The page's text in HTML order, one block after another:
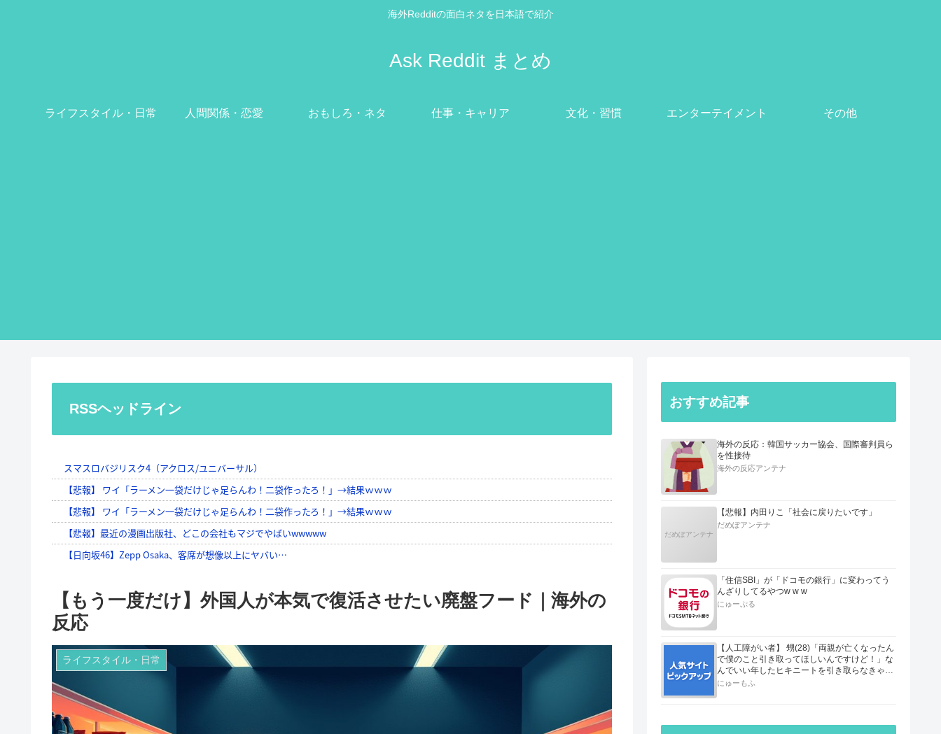
海外Redditの面白ネタを日本語で紹介
Ask Reddit まとめ
ライフスタイル・日常 人間関係・恋愛 おもしろ・ネタ 仕事・キャリア 文化・習慣 エンターテイメント その他
RSSヘッドライン
【もう一度だけ】外国人が本気で復活させたい廃盤フード｜海外の
反応
ライフスタイル・日常
おすすめ記事
海外の反応：韓国サッカー協会、国際審判員ら
を性接待
海外の反応アンテナ
だめぽアンテナ
【悲報】内田りこ「社会に戻りたいです」
だめぽアンテナ
「住信SBI」が「ドコモの銀行」に変わってう
んざりしてるやつw w w
にゅーぷる
【人工障がい者】 甥(28)「両親が亡くなったん
で僕のこと引き取ってほしいんですけど！」な
んでいい年したヒキニートを引き取らなきゃい
けないんだ...
にゅーもふ